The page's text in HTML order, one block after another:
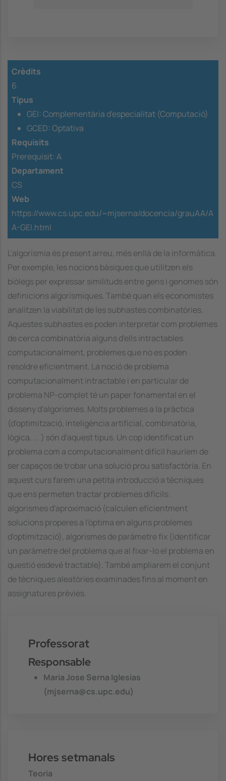
Crèdits
6
Tipus
GEI: Complementària d'especialitat (Computació)
GCED: Optativa
Requisits
Prerequisit: A
Departament
CS
Web
https://www.cs.upc.edu/~mjserna/docencia/grauAA/A
A-GEI.html
L'algorísmia és present arreu, més enllà de la informàtica.
Per exemple, les nocions bàsiques que utilitzen els
biòlegs per expressar similituds entre gens i genomes són
definicions algorísmiques. També quan els economistes
analitzen la viabilitat de les subhastes combinatòries.
Aquestes subhastes es poden interpretar com problemes
de cerca combinatòria alguns d'ells intractables
computacionalment, problemes que no es poden
resoldre eficientment. La noció de problema
computacionalment intractable i en particular de
problema NP-complet té un paper fonamental en el
disseny d'algorismes. Molts problemes a la pràctica
(d'optimització, inteligència artificial, combinatòria,
lògica, ... ) són d'aquest tipus. Un cop identificat un
problema com a computacionalment difícil hauríem de
ser capaços de trobar una solució prou satisfactòria. En
aquest curs farem una petita introducció a tècniques
que ens permeten tractar problemes difícils:
algorismes d'aproximació (calculen eficientment
solucions properes a l'òptima en alguns problemes
d'optimització), algorismes de paràmetre fix (identificar
un paràmetre del problema que al fixar-lo el problema en
questió esdevé tractable). També ampliarem el conjunt
de tècniques aleatòries examinades fins al moment en
assignatures prèvies.
Professorat
Responsable
Maria Jose Serna Iglesias
(mjserna@cs.upc.edu)
Hores setmanals
Teoria